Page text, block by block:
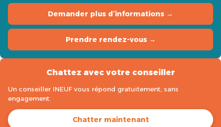
Demander plus d’informations →
Prendre rendez-vous →
Chattez avec votre conseiller
Un conseiller INEUF vous répond gratuitement, sans
engagement.
Chatter maintenant